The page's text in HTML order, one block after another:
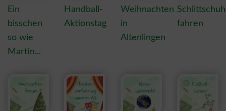
Ein
bisschen
so wie
Martin...
Handball-
Aktionstag
Weihnachten
in
Altenlingen
Schlittschuh
fahren